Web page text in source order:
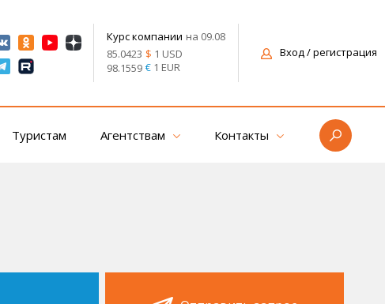
Курс компании на 09.08
85.0423 $ 1 USD
98.1559 €1 EUR
Вход/ регистрация
Туристам Агентствам Контакты